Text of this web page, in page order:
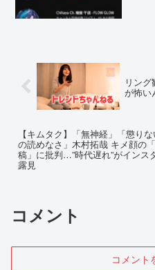
リン
が怖
【キムタク】「無神経」「懲り
の読めなさ」木村拓哉 キメ顔の
稿」に批判…”時代遅れ”がインス
露見
コメント
コメント